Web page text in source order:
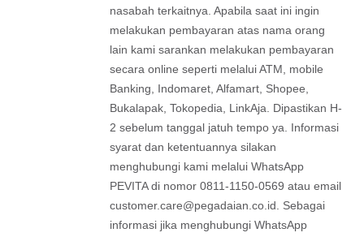
nasabah terkaitnya. Apabila saat ini ingin
melakukan pembayaran atas nama orang
lain kami sarankan melakukan pembayaran
secara online seperti melalui ATM, mobile
Banking, Indomaret, Alfamart, Shopee,
Bukalapak, Tokopedia, LinkAja. Dipastikan H-
2 sebelum tanggal jatuh tempo ya. Informasi
syarat dan ketentuannya silakan
menghubungi kami melalui WhatsApp
PEVITA di nomor 0811-1150-0569 atau email
customer.care@pegadaian.co.id. Sebagai
informasi jika menghubungi WhatsApp